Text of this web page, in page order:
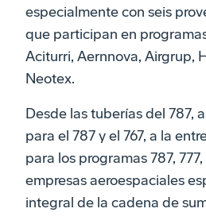
especialmente con seis
que participan en
Aciturri, Aernnova, Airgrup,
Neotex.
Desde las tuberías del 787,
para el 787 y el 767, a la
para los programas 787, 777,
empresas aeroespaciales
integral de la cadena de